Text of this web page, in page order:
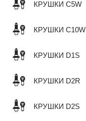
КРУШКИ C5W
КРУШКИ C10W
КРУШКИ D1S
КРУШКИ D2R
КРУШКИ D2S